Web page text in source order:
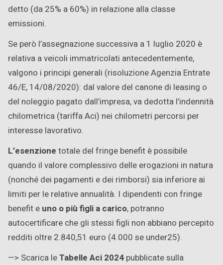
detto (da 25% a 60%) in relazione alla classe
emissioni.
Se però l’assegnazione successiva a 1 luglio 2020 è
relativa a veicoli immatricolati antecedentemente,
valgono i principi generali (risoluzione Agenzia Entrate
46/E, 14/08/2020): dal valore del canone di leasing o
del noleggio pagato dall’impresa, va dedotta l’indennità
chilometrica (tariffa Aci) nei chilometri percorsi per
interesse lavorativo.
L’esenzione totale del fringe benefit è possibile
quando il valore complessivo delle erogazioni in natura
(nonché dei pagamenti e dei rimborsi) sia inferiore ai
limiti per le relative annualità. I dipendenti con fringe
benefit e uno o più figli a carico, potranno
autocertificare che gli stessi figli non abbiano percepito
redditi oltre 2.840,51 euro (4.000 se under25).
—> Scarica leTabelle Aci 2024 pubblicate sulla